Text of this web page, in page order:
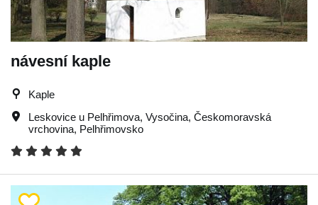
návesní kaple
Kaple
Leskovice u Pelhřimova, Vysočina, Českomoravská
vrchovina, Pelhřimovsko